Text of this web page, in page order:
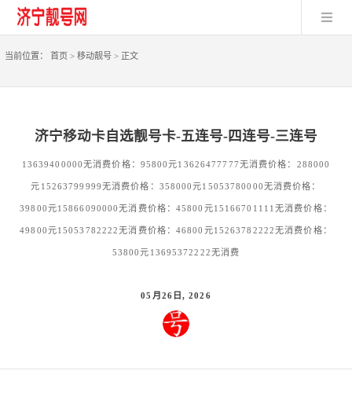
当前位置： 首页> 移动靓号 >正文
济宁移动卡自选靓号卡-五连号-四连号-三连号
13639400000无消费价格：95800元13626477777无消费价格：288000
元15263799999无消费价格：358000元15053780000无消费价格：
39800元15866090000无消费价格：45800元15166701111无消费价格：
49800元15053782222无消费价格：46800元15263782222无消费价格：
53800元13695372222无消费
05月26日, 2026